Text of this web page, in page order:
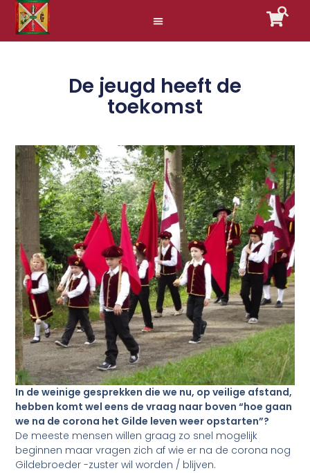
De jeugd heeft de
toekomst
In de weinige gesprekken die we nu, op veilige afstand,
hebben komt wel eens de vraag naar boven “hoe gaan
we na de corona het Gilde leven weer opstarten”?
De meeste mensen willen graag zo snel mogelijk
beginnen maar vragen zich af wie er na de corona nog
Gildebroeder -zuster wil worden / blijven.